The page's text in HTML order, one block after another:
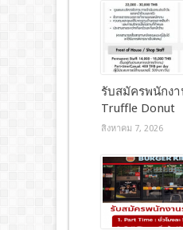
รับสมัครพนักง
Truffle Donut
สิงหาคม 7, 2026